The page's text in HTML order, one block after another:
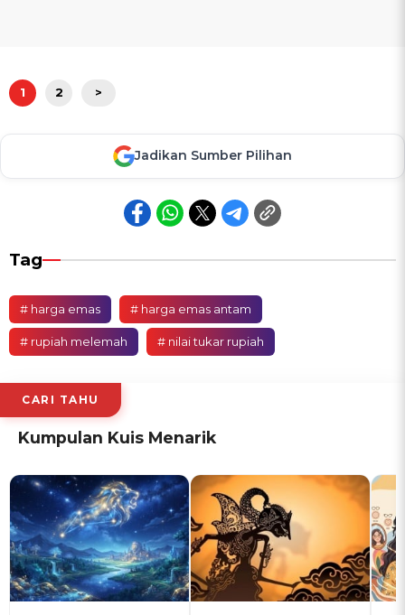
1 2 >
Jadikan Sumber Pilihan
Tag
# harga emas # harga emas antam
# rupiah melemah # nilai tukar rupiah
CARI TAHU
Kumpulan Kuis Menarik